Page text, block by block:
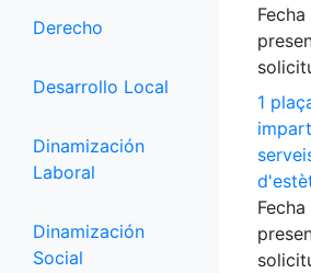
Derecho
Desarrollo Local
Dinamización
Laboral
Dinamización
Social
1